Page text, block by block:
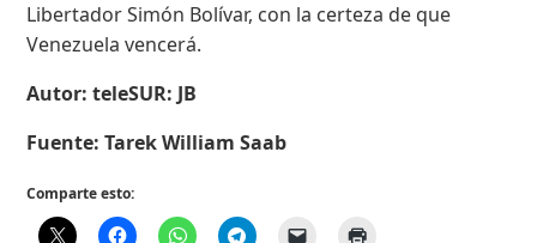
Libertador Simón Bolívar, con la certeza de que
Venezuela vencerá.
Autor: teleSUR: JB
Fuente: Tarek William Saab
Comparte esto: